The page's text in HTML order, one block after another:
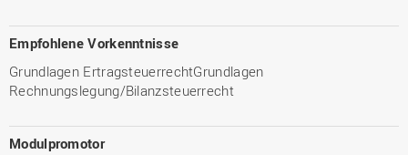
Empfohlene Vorkenntnisse
Grundlagen ErtragsteuerrechtGrundlagen
Rechnungslegung/Bilanzsteuerrecht
Modulpromotor